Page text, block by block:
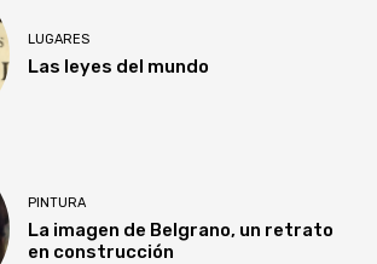
LUGARES
Las leyes del mundo
PINTURA
La imagen de Belgrano, un retrato
en construcción